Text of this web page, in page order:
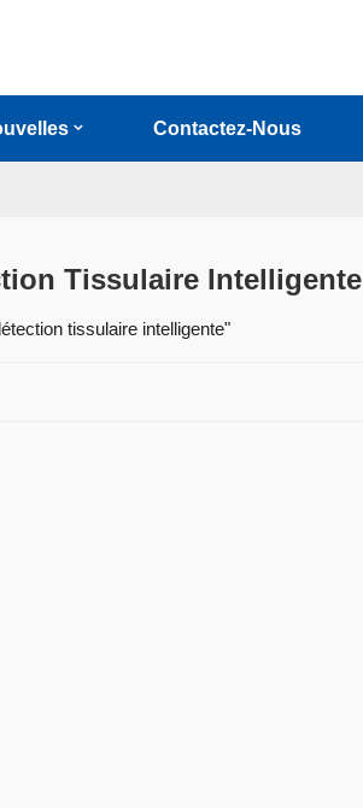
Contactez-Nous
Tissulaire Intelligente
tissulaire intelligente"